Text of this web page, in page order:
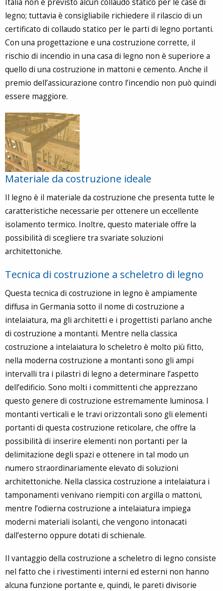
Italia non è previsto alcun collaudo statico per le case di
legno; tuttavia è consigliabile richiedere il rilascio di un
certificato di collaudo statico per le parti di legno portanti.
Con una progettazione e una costruzione corrette, il
rischio di incendio in una casa di legno non è superiore a
quello di una costruzione in mattoni e cemento. Anche il
premio dell’assicurazione contro l’incendio non può quindi
essere maggiore.
Materiale da costruzione ideale
Il legno è il materiale da costruzione che presenta tutte le
caratteristiche necessarie per ottenere un eccellente
isolamento termico. Inoltre, questo materiale offre la
possibilità di scegliere tra svariate soluzioni
architettoniche.
Tecnica di costruzione a scheletro di legno
Questa tecnica di costruzione in legno è ampiamente
diffusa in Germania sotto il nome di costruzione a
intelaiatura, ma gli architetti e i progettisti parlano anche
di costruzione a montanti. Mentre nella classica
costruzione a intelaiatura lo scheletro è molto più fitto,
nella moderna costruzione a montanti sono gli ampi
intervalli tra i pilastri di legno a determinare l’aspetto
dell’edificio. Sono molti i committenti che apprezzano
questo genere di costruzione estremamente luminosa. I
montanti verticali e le travi orizzontali sono gli elementi
portanti di questa costruzione reticolare, che offre la
possibilità di inserire elementi non portanti per la
delimitazione degli spazi e ottenere in tal modo un
numero straordinariamente elevato di soluzioni
architettoniche. Nella classica costruzione a intelaiatura i
tamponamenti venivano riempiti con argilla o mattoni,
mentre l’odierna costruzione a intelaiatura impiega
moderni materiali isolanti, che vengono intonacati
dall’esterno oppure dotati di schienale.
Il vantaggio della costruzione a scheletro di legno consiste
nel fatto che i rivestimenti interni ed esterni non hanno
alcuna funzione portante e, quindi, le pareti divisorie